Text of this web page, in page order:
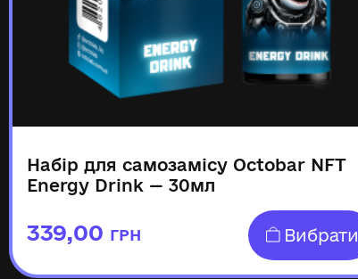
Набір для самозамісу Octobar NFT
Energy Drink — 30мл
339,00 ГРН Вибрати